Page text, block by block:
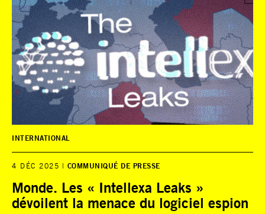
INTERNATIONAL
4 DÉC 2025 COMMUNIQUÉ DE PRESSE
Monde. Les « Intellexa Leaks »
dévoilent la menace du logiciel espion